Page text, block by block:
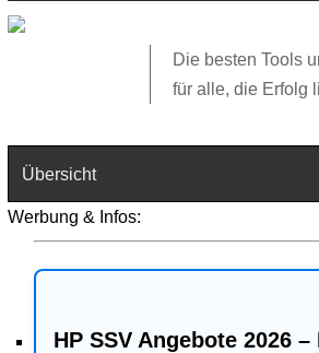
Die besten Tools
für alle, die Erfolg
Übersicht
Technik
Web
Werbung & Infos:
HP SSV Angebote 2026